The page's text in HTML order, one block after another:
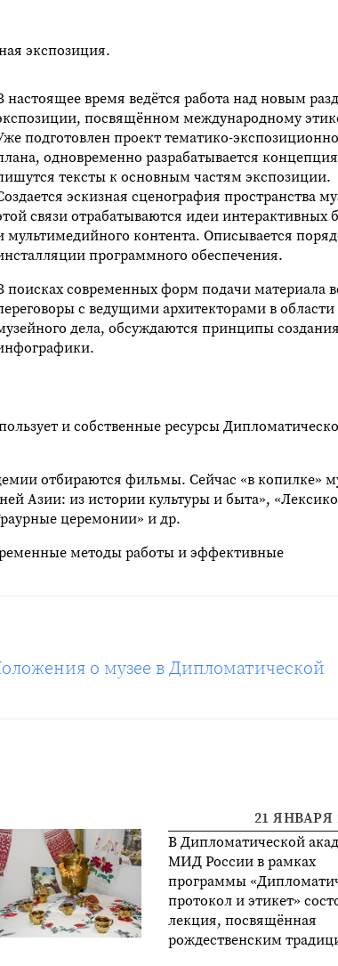
экспозиция.
настоящее время ведётся работа над новым
посвящённом международному
подготовлен проект тематико-
одновременно разрабатывается
тексты к основным частям экспозиции.
эскизная сценография пространства
связи отрабатываются идеи интерактивных
мультимедийного контента. Описывается
программного обеспечения.
поисках современных форм подачи материала
с ведущими архитекторами в области
дела, обсуждаются принципы создания
и собственные ресурсы
отбираются фильмы. Сейчас «в копилке»
Азии: из истории культуры и быта»,
церемонии» и др.
методы работы и эффективные
о музее в Дипломатической
21 ЯНВАРЯ
В Дипломатической
МИД России в рамках
программы
протокол и этикет»
лекция, посвящённая
рождественским